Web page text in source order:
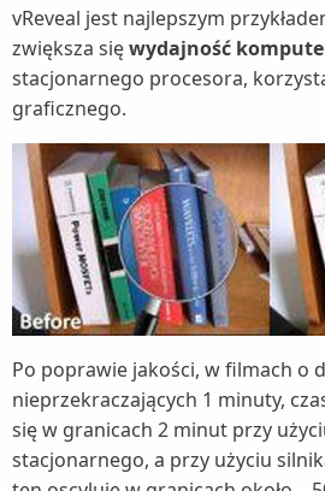
vReveal jest najlepszym
zwiększa sięwydajność
stacjonarnego procesora,
graficznego.
Po poprawie jakości, w filmach o
nieprzekraczających 1 minuty,
się w granicach 2 minut przy
stacjonarnego, a przy użyciu